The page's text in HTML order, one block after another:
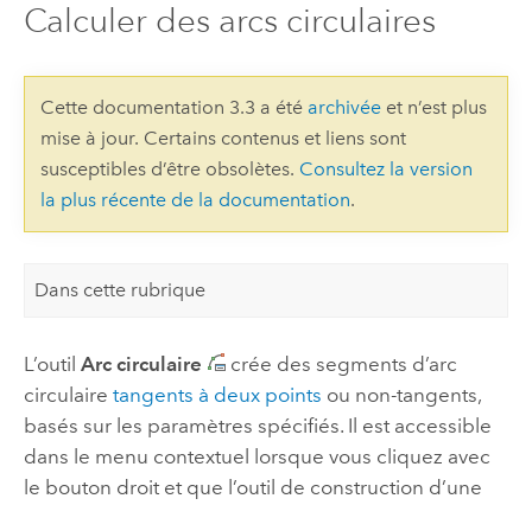
Calculer des arcs circulaires
Cette documentation 3.3 a été archivéeet n’est plus
mise à jour. Certains contenus et liens sont
susceptibles d’être obsolètes. Consultez la version
la plus récente de la documentation.
Dans cette rubrique
L’outil Arc circulaire
crée des segments d’arc
circulaire tangents à deux points ou non-tangents,
basés sur les paramètres spécifiés. Il est accessible
dans le menu contextuel lorsque vous cliquez avec
le bouton droit et que l’outil de construction d’une